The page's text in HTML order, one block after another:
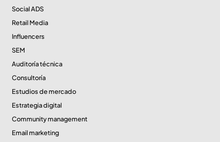
Social ADS
Retail Media
Influencers
SEM
Auditoría técnica
Consultoría
Estudios de mercado
Estrategia digital
Community management
Email marketing